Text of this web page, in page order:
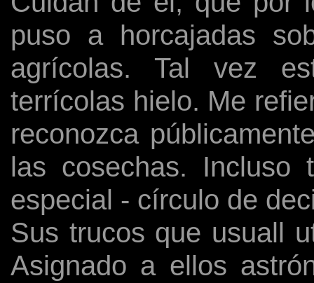
puso a horcajadas
agrícolas. Tal vez
terrícolas hielo. Me
reconozca
las cosechas. Incluso
especial - círculo de
Sus trucos que usuall
Asignado a ellos